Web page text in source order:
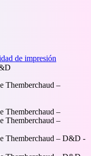
de impresión